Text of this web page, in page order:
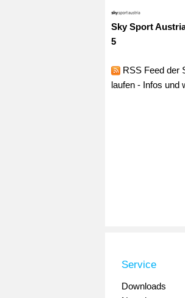
Sky Sport
5
RSS Feed der
laufen - Infos und
Service
Downloads